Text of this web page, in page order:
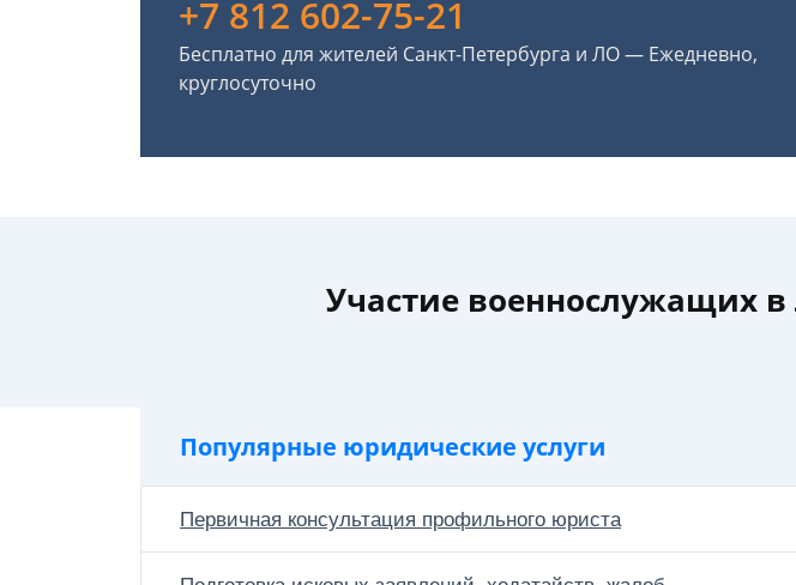
+7 812 602-75-21
Бесплатно для жителей Санкт-Петербурга и ЛО — Ежедневно,
круглосуточно
Участие военнослужащих в
Популярные юридические услуги
Первичная консультация профильного юриста